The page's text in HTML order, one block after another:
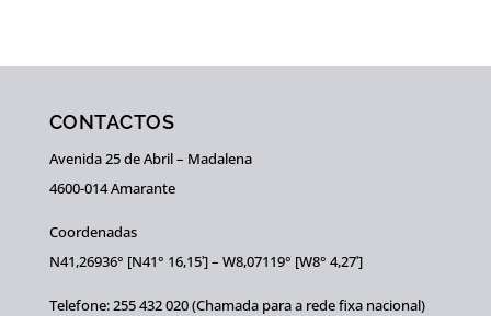
CONTACTOS
Avenida 25 de Abril – Madalena
4600-014 Amarante
Coordenadas
N41,26936° [N41° 16,15ʹ] – W8,07119° [W8° 4,27ʹ]
Telefone: 255 432 020 (Chamada para a rede fixa nacional)